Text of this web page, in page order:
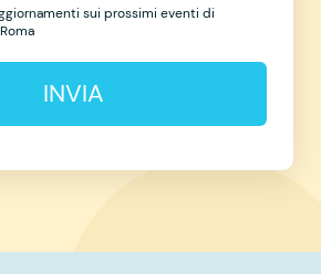
sui prossimi eventi di
INVIA